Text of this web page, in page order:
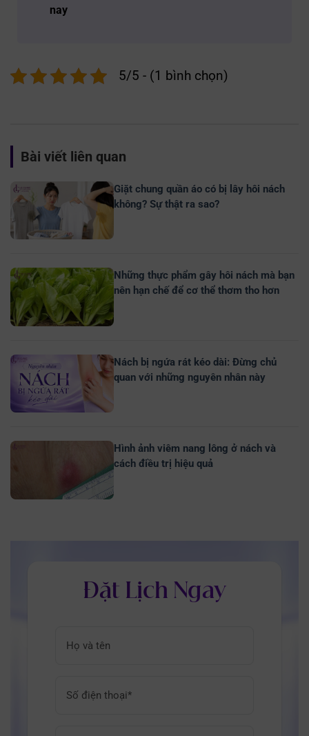
nay
5/5 - (1 bình chọn)
Bài viết liên quan
Giặt chung quần áo có bị lây hôi nách
không? Sự thật ra sao?
Những thực phẩm gây hôi nách mà bạn
nên hạn chế để cơ thể thơm tho hơn
Nách bị ngứa rát kéo dài: Đừng chủ
quan với những nguyên nhân này
Hình ảnh viêm nang lông ở nách và
cách điều trị hiệu quả
Đặt Lịch Ngay